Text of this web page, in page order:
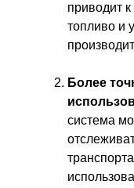
приводит
топливо и
Более
система